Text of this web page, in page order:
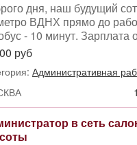
дня, наш будущий
ВДНХ прямо до
- 10 минут. Зарплата
руб
Административная
в сеть